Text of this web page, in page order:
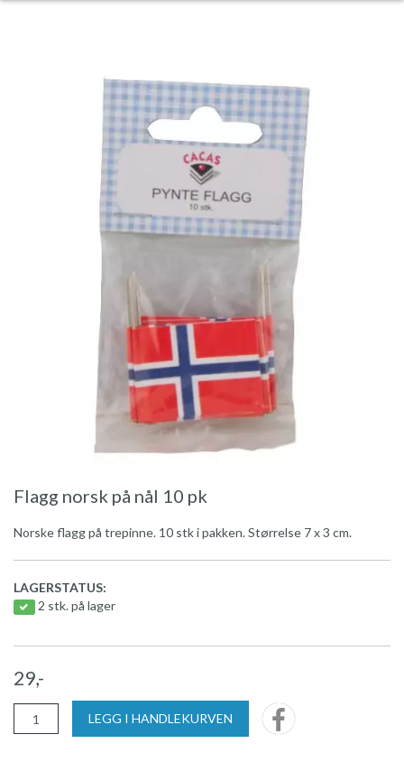
Flagg norsk på nål 10 pk
Norske flagg på trepinne. 10 stk i pakken. Størrelse 7 x 3 cm.
LAGERSTATUS:
2 stk. på lager
29,-
LEGG I HANDLEKURVEN